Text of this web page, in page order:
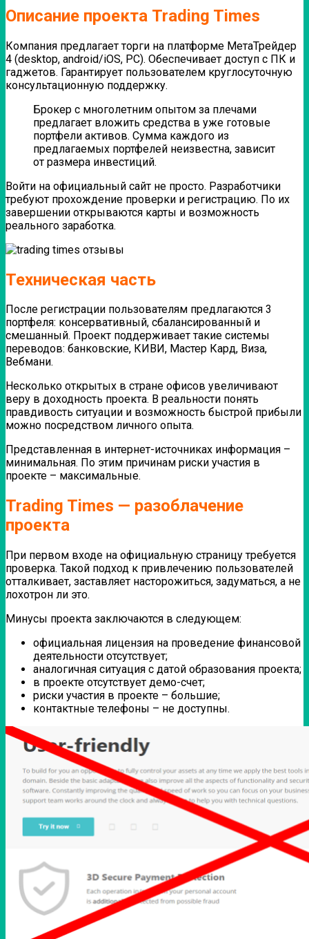
Описание проекта Trading Times
Компания предлагает торги на платформе МетаТрейдер
4 (desktop, android/iOS, PC). Обеспечивает доступ с ПК и
гаджетов. Гарантирует пользователем круглосуточную
консультационную поддержку.
Брокер с многолетним опытом за плечами
предлагает вложить средства в уже готовые
портфели активов. Сумма каждого из
предлагаемых портфелей неизвестна, зависит
от размера инвестиций.
Войти на официальный сайт не просто. Разработчики
требуют прохождение проверки и регистрацию. По их
завершении открываются карты и возможность
реального заработка.
Техническая часть
После регистрации пользователям предлагаются 3
портфеля: консервативный, сбалансированный и
смешанный. Проект поддерживает такие системы
переводов: банковские, КИВИ, Мастер Кард, Виза,
Вебмани.
Несколько открытых в стране офисов увеличивают
веру в доходность проекта. В реальности понять
правдивость ситуации и возможность быстрой прибыли
можно посредством личного опыта.
Представленная в интернет-источниках информация –
минимальная. По этим причинам риски участия в
проекте – максимальные.
Trading Times — разоблачение
проекта
При первом входе на официальную страницу требуется
проверка. Такой подход к привлечению пользователей
отталкивает, заставляет насторожиться, задуматься, а не
лохотрон ли это.
Минусы проекта заключаются в следующем:
официальная лицензия на проведение финансовой
деятельности отсутствует;
аналогичная ситуация с датой образования проекта;
в проекте отсутствует демо-счет;
риски участия в проекте – большие;
контактные телефоны – не доступны.